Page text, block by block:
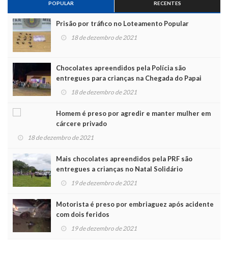
POPULAR RECENTES
Prisão por tráfico no Loteamento Popular
18 de dezembro de 2021
Chocolates apreendidos pela Polícia são
entregues para crianças na Chegada do Papai
Noel
18 de dezembro de 2021
Homem é preso por agredir e manter mulher em
cárcere privado
18 de dezembro de 2021
Mais chocolates apreendidos pela PRF são
entregues a crianças no Natal Solidário
19 de dezembro de 2021
Motorista é preso por embriaguez após acidente
com dois feridos
19 de dezembro de 2021